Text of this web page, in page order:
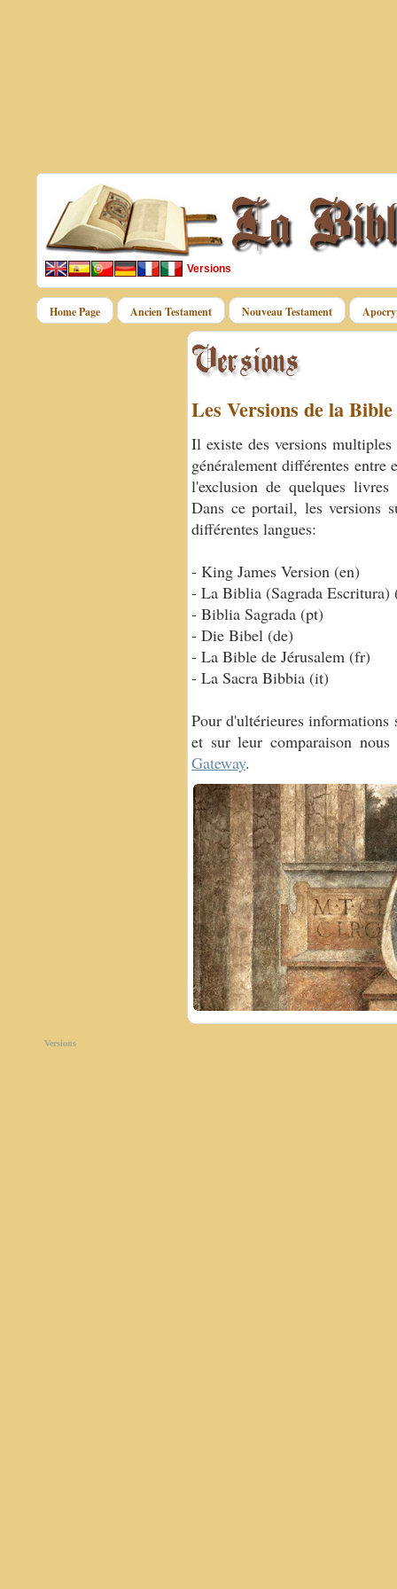
Versions
Home Page Ancien Testament Nouveau Testament
Les Versions de la Bible
Il existe des versions
généralement différentes
l'exclusion de quelques
Dans ce portail, les versions
différentes langues:
- King James Version (en)
- La Biblia (Sagrada Escritura)
- Biblia Sagrada (pt)
- Die Bibel (de)
- La Bible de Jérusalem (fr)
- La Sacra Bibbia (it)
Pour d'ultérieures informations
et sur leur comparaison
Gateway.
Versions